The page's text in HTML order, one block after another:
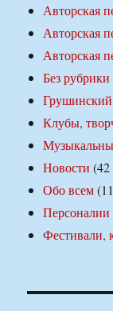
Авторская
Авторская
Авторская
Без рубрики
Грушинский
Клубы,
Новости
Обо всем
Персоналии
Фестивали,